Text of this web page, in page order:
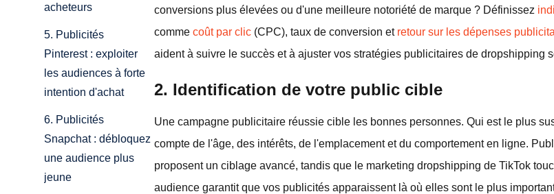
acheteurs
5. Publicités
Pinterest : exploiter
les audiences à forte
intention d'achat
6. Publicités
Snapchat : débloquez
une audience plus
jeune
conversions plus élevées ou d'une meilleure notoriété de marque ? Définissez
comme coût par clic (CPC), taux de conversion et retour sur les dépenses
aident à suivre le succès et à ajuster vos stratégies publicitaires de dropshipping
2. Identification de votre public cible
Une campagne publicitaire réussie cible les bonnes personnes. Qui est le plus
compte de l'âge, des intérêts, de l'emplacement et du comportement en ligne.
proposent un ciblage avancé, tandis que le marketing dropshipping de TikTok
audience garantit que vos publicités apparaissent là où elles sont le plus